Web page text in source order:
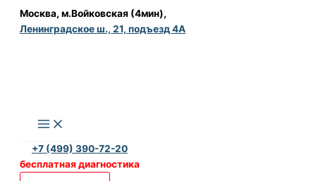
Перейти
Москва, м.Войковская (4мин),
Ленинградское ш., 21, подъезд 4А
+7 (499) 390-72-20
бесплатная диагностика